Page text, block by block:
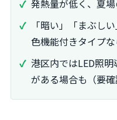
発熱量が低く、夏
「暗い」「まぶし
色機能付きタイプ
港区内ではLED照
がある場合も（要確